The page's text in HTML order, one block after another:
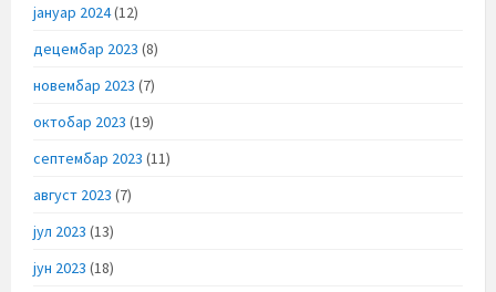
јануар 2024(12)
децембар 2023 (8)
новембар 2023 (7)
октобар 2023 (19)
септембар 2023 (11)
август 2023 (7)
јул 2023 (13)
јун 2023 (18)